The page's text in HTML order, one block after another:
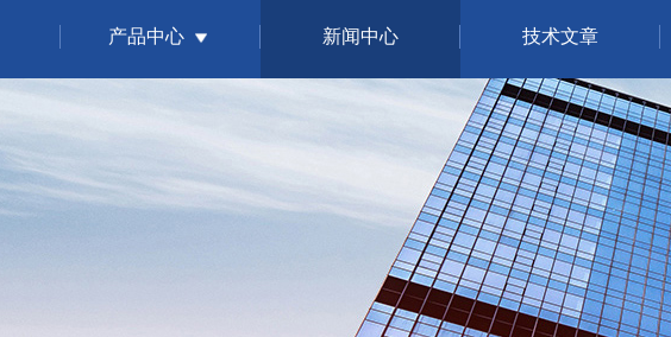
产品中心 新闻中心 技术文章